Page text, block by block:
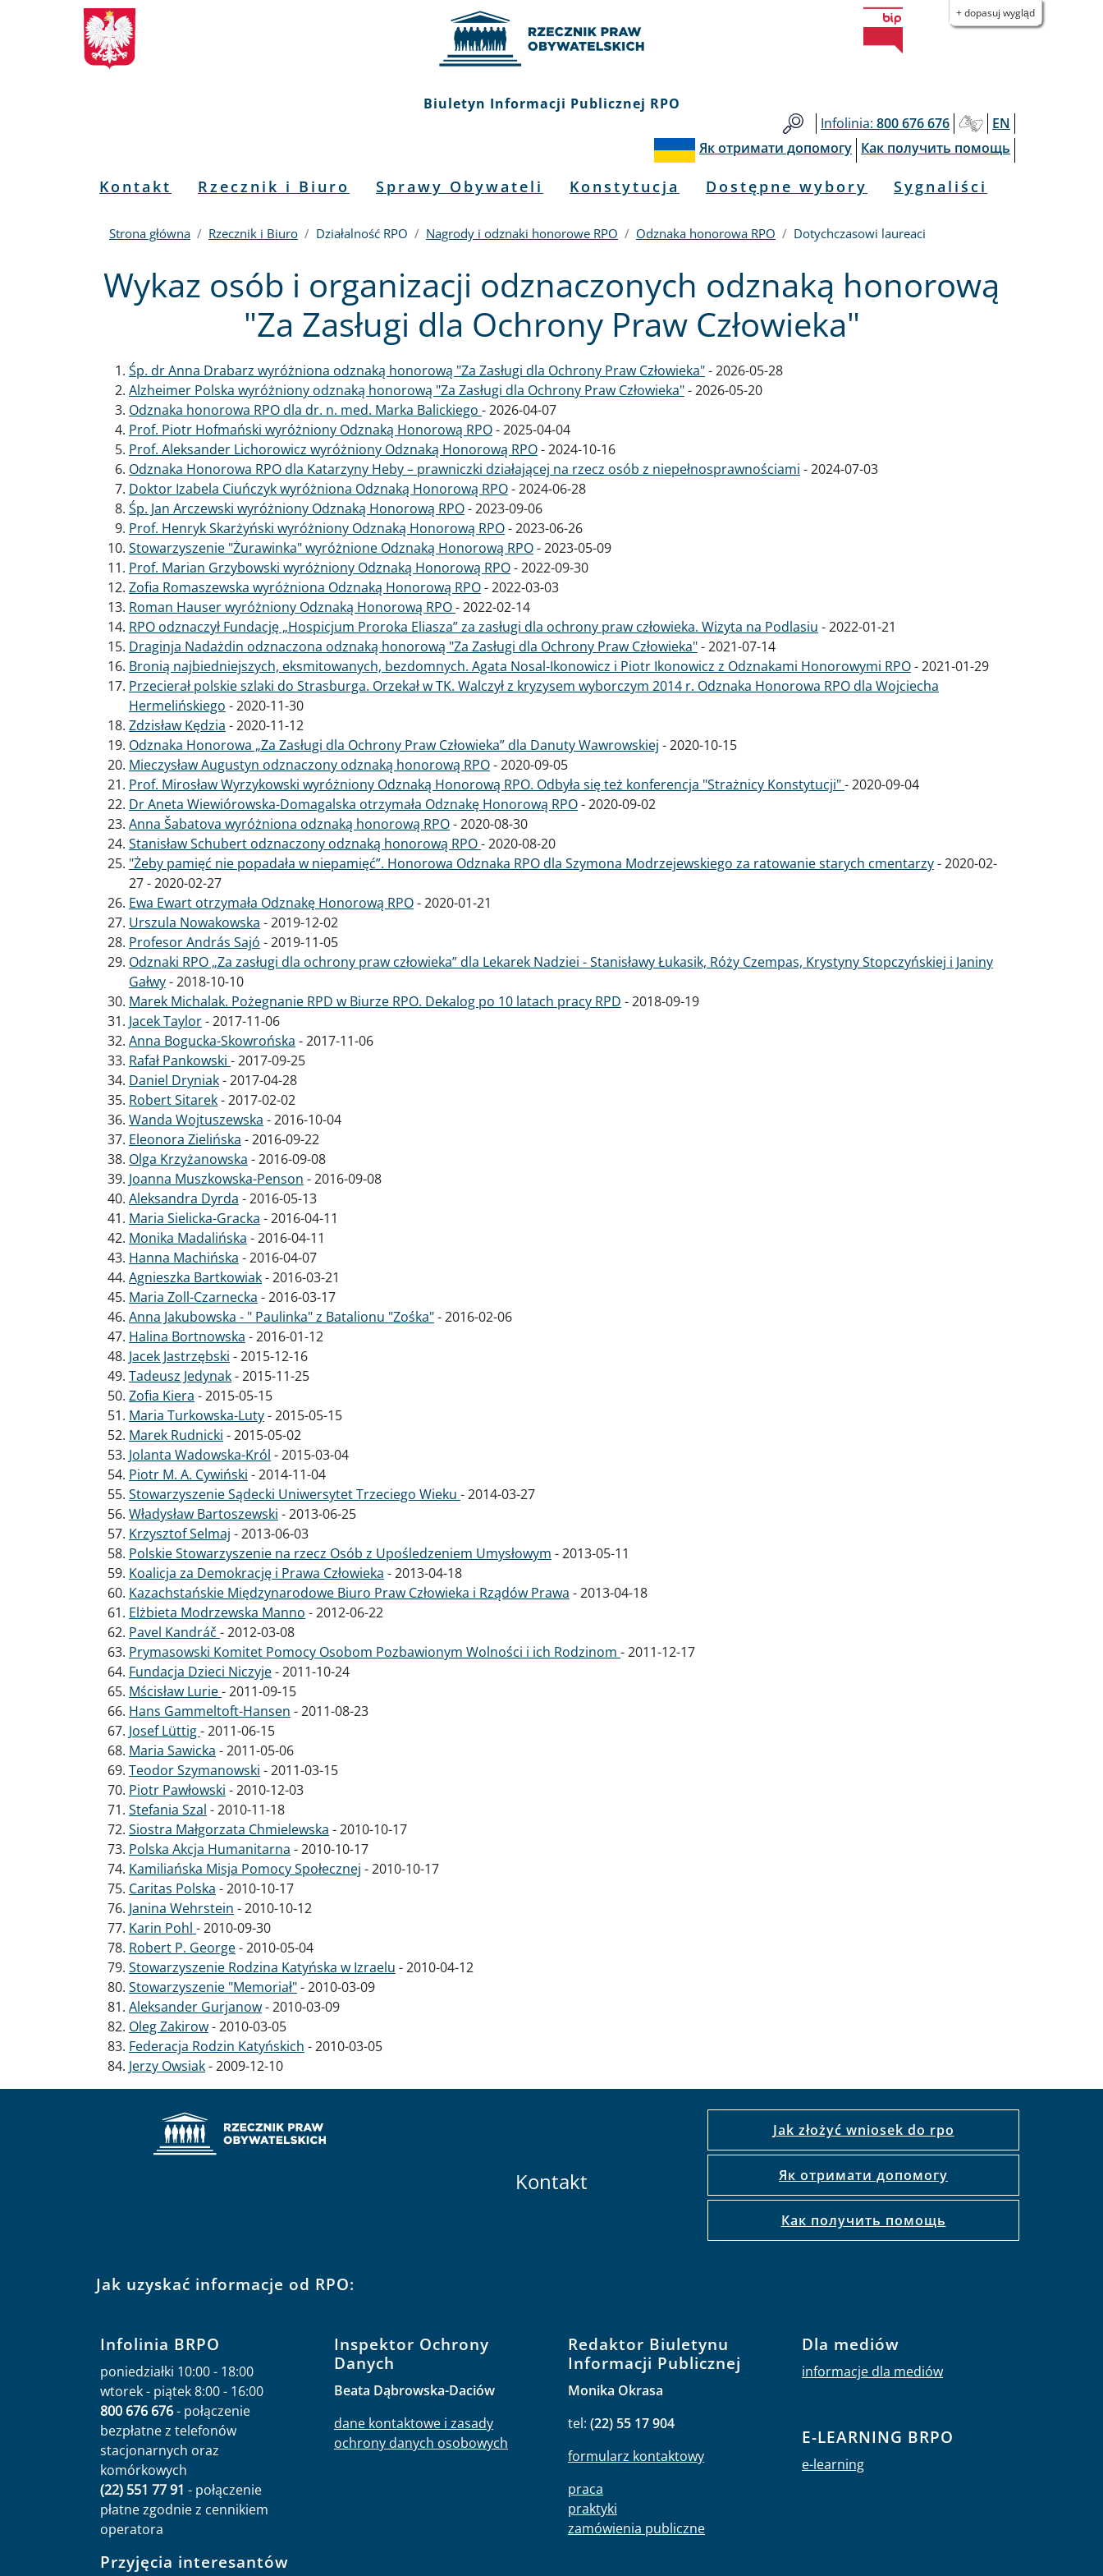
Biuletyn
Informacji
+ dopasuj wygląd
Biuletyn Informacji Publicznej RPO
Infolinia: 800 676 676
EN
Як отримати допомогу Как получить помощь
Menu
Kontakt Rzecznik i Biuro Sprawy Obywateli Konstytucja Dostępne wybory Sygnaliści
Strona główna Rzecznik i Biuro Działalność RPO Nagrody i odznaki honorowe RPO Odznaka honorowa RPO Dotychczasowi laureaci
Wykaz osób i organizacji odznaczonych odznaką honorową
"Za Zasługi dla Ochrony Praw Człowieka"
Śp. dr Anna Drabarz wyróżniona odznaką honorową "Za Zasługi dla Ochrony Praw Człowieka"-2026-05-28
Alzheimer Polska wyróżniony odznaką honorową "Za Zasługi dla Ochrony Praw Człowieka"-2026-05-20
Odznaka honorowa RPO dla dr. n. med. Marka Balickiego -2026-04-07
Prof. Piotr Hofmański wyróżniony Odznaką Honorową RPO-2025-04-04
Prof. Aleksander Lichorowicz wyróżniony Odznaką Honorową RPO-2024-10-16
Odznaka Honorowa RPO dla Katarzyny Heby – prawniczki działającej na rzecz osób z niepełnosprawnościami -2024-07-03
Doktor Izabela Ciuńczyk wyróżniona Odznaką Honorową RPO-2024-06-28
Śp. Jan Arczewski wyróżniony Odznaką Honorową RPO-2023-09-06
Prof. Henryk Skarżyński wyróżniony Odznaką Honorową RPO-2023-06-26
Stowarzyszenie "Żurawinka" wyróżnione Odznaką Honorową RPO-2023-05-09
Prof. Marian Grzybowski wyróżniony Odznaką Honorową RPO-2022-09-30
Zofia Romaszewska wyróżniona Odznaką Honorową RPO-2022-03-03
Roman Hauser wyróżniony Odznaką Honorową RPO-2022-02-14
RPO odznaczył Fundację „Hospicjum Proroka Eliasza” za zasługi dla ochrony praw człowieka. Wizyta na Podlasiu -2022-01-21
Draginja Nadażdin odznaczona odznaką honorową "Za Zasługi dla Ochrony Praw Człowieka"-2021-07-14
Bronią najbiedniejszych, eksmitowanych, bezdomnych. Agata Nosal-Ikonowicz i Piotr Ikonowicz z Odznakami Honorowymi RPO-2021-01-29
Przecierał polskie szlaki do Strasburga. Orzekał w TK. Walczył z kryzysem wyborczym 2014 r. Odznaka Honorowa RPO dla Wojciecha
Hermelińskiego -2020-11-30
Zdzisław Kędzia -2020-11-12
Odznaka Honorowa „Za Zasługi dla Ochrony Praw Człowieka” dla Danuty Wawrowskiej -2020-10-15
Mieczysław Augustyn odznaczony odznaką honorową RPO-2020-09-05
Prof. Mirosław Wyrzykowski wyróżniony Odznaką Honorową RPO. Odbyła się też konferencja "Strażnicy Konstytucji"-2020-09-04
Dr Aneta Wiewiórowska-Domagalska otrzymała Odznakę Honorową RPO-2020-09-02
Anna Šabatova wyróżniona odznaką honorową RPO-2020-08-30
Stanisław Schubert odznaczony odznaką honorową RPO-2020-08-20
"Żeby pamięć nie popadała w niepamięć”. Honorowa Odznaka RPO dla Szymona Modrzejewskiego za ratowanie starych cmentarzy-2020-02-
27-2020-02-27
Ewa Ewart otrzymała Odznakę Honorową RPO-2020-01-21
Urszula Nowakowska -2019-12-02
Profesor András Sajó -2019-11-05
Odznaki RPO „Za zasługi dla ochrony praw człowieka” dla Lekarek Nadziei - Stanisławy Łukasik, Róży Czempas, Krystyny Stopczyńskiej i Janiny
Gałwy-2018-10-10
Marek Michalak. Pożegnanie RPD w Biurze RPO. Dekalog po 10 latach pracy RPD -2018-09-19
Jacek Taylor-2017-11-06
Anna Bogucka-Skowrońska -2017-11-06
Rafał Pankowski -2017-09-25
Daniel Dryniak-2017-04-28
Robert Sitarek-2017-02-02
Wanda Wojtuszewska -2016-10-04
Eleonora Zielińska -2016-09-22
Olga Krzyżanowska -2016-09-08
Joanna Muszkowska-Penson -2016-09-08
Aleksandra Dyrda -2016-05-13
Maria Sielicka-Gracka -2016-04-11
Monika Madalińska -2016-04-11
Hanna Machińska -2016-04-07
Agnieszka Bartkowiak-2016-03-21
Maria Zoll-Czarnecka -2016-03-17
Anna Jakubowska - " Paulinka" z Batalionu "Zośka"-2016-02-06
Halina Bortnowska -2016-01-12
Jacek Jastrzębski -2015-12-16
Tadeusz Jedynak-2015-11-25
Zofia Kiera -2015-05-15
Maria Turkowska-Luty-2015-05-15
Marek Rudnicki -2015-05-02
Jolanta Wadowska-Król -2015-03-04
Piotr M. A. Cywiński -2014-11-04
Stowarzyszenie Sądecki Uniwersytet Trzeciego Wieku -2014-03-27
Władysław Bartoszewski -2013-06-25
Krzysztof Selmaj -2013-06-03
Polskie Stowarzyszenie na rzecz Osób z Upośledzeniem Umysłowym -2013-05-11
Koalicja za Demokrację i Prawa Człowieka -2013-04-18
Kazachstańskie Międzynarodowe Biuro Praw Człowieka i Rządów Prawa -2013-04-18
Elżbieta Modrzewska Manno -2012-06-22
Pavel Kandráč -2012-03-08
Prymasowski Komitet Pomocy Osobom Pozbawionym Wolności i ich Rodzinom -2011-12-17
Fundacja Dzieci Niczyje-2011-10-24
Mścisław Lurie-2011-09-15
Hans Gammeltoft-Hansen -2011-08-23
Josef Lüttig-2011-06-15
Maria Sawicka -2011-05-06
Teodor Szymanowski -2011-03-15
Piotr Pawłowski -2010-12-03
Stefania Szal -2010-11-18
Siostra Małgorzata Chmielewska -2010-10-17
Polska Akcja Humanitarna -2010-10-17
Kamiliańska Misja Pomocy Społecznej -2010-10-17
Caritas Polska -2010-10-17
Janina Wehrstein -2010-10-12
Karin Pohl -2010-09-30
Robert P. George-2010-05-04
Stowarzyszenie Rodzina Katyńska w Izraelu -2010-04-12
Stowarzyszenie "Memoriał"-2010-03-09
Aleksander Gurjanow-2010-03-09
Oleg Zakirow-2010-03-05
Federacja Rodzin Katyńskich -2010-03-05
Jerzy Owsiak-2009-12-10
Kontakt
Jak złożyć wniosek do rpo
Як отримати допомогу
Как получить помощь
Jak uzyskać informacje od RPO:
Infolinia BRPO
poniedziałki 10:00 - 18:00
wtorek - piątek 8:00 - 16:00
800 676 676- połączenie
bezpłatne z telefonów
stacjonarnych oraz
komórkowych
(22) 551 77 91 - połączenie
płatne zgodnie z cennikiem
operatora
Przyjęcia interesantów
Inspektor Ochrony
Danych
Beata Dąbrowska-Daciów
dane kontaktowe i zasady
ochrony danych osobowych
Redaktor Biuletynu
Informacji Publicznej
Monika Okrasa
tel: (22) 55 17 904
formularz kontaktowy
praca
praktyki
zamówienia publiczne
Dla mediów
informacje dla mediów
E-LEARNING BRPO
e-learning